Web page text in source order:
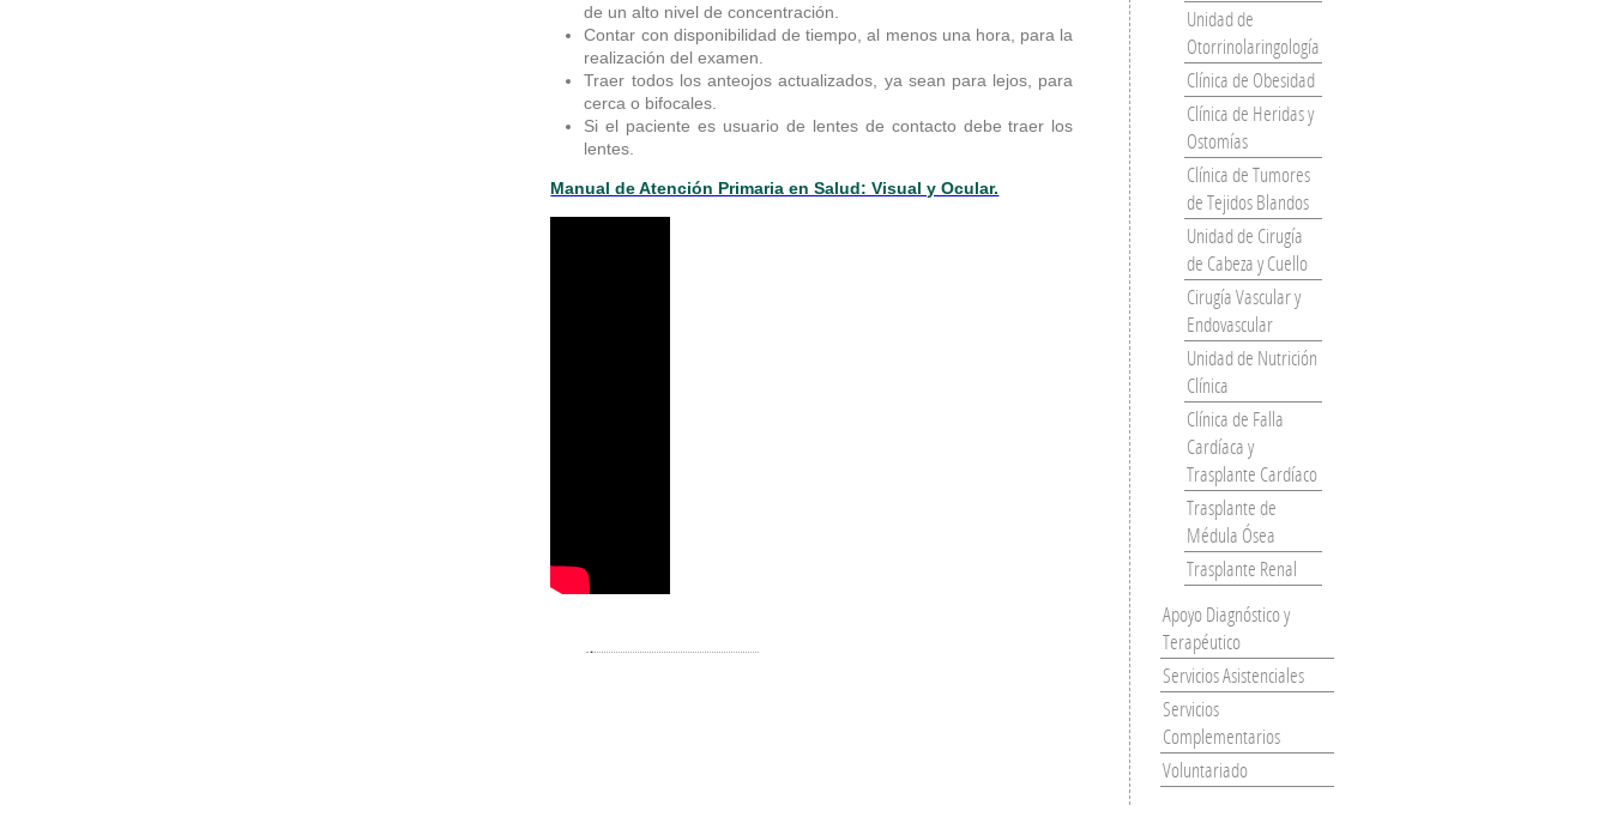
de un alto nivel de concentración.
Contar con disponibilidad de tiempo, al menos una hora, para la
realización del examen.
Traer todos los anteojos actualizados, ya sean para lejos, para
cerca o bifocales.
Si el paciente es usuario de lentes de contacto debe traer los
lentes.
Manual de Atención Primaria en Salud: Visual y Ocular.
Unidad de
Otorrinolaringología
Clínica de Obesidad
Clínica de Heridas y
Ostomías
Clínica de Tumores
de Tejidos Blandos
Unidad de Cirugía
de Cabeza y Cuello
Cirugía Vascular y
Endovascular
Unidad de Nutrición
Clínica
Clínica de Falla
Cardíaca y
Trasplante Cardíaco
Trasplante de
Médula Ósea
Trasplante Renal
Apoyo Diagnóstico y
Terapéutico
Servicios Asistenciales
Servicios
Complementarios
Voluntariado